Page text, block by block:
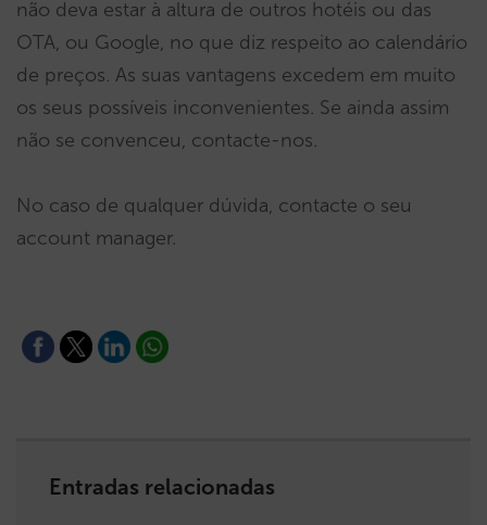
não deva estar à altura de outros hotéis ou das
OTA, ou Google, no que diz respeito ao calendário
de preços. As suas vantagens excedem em muito
os seus possíveis inconvenientes. Se ainda assim
não se convenceu, contacte-nos.
No caso de qualquer dúvida, contacte o seu
account manager.
Entradas relacionadas